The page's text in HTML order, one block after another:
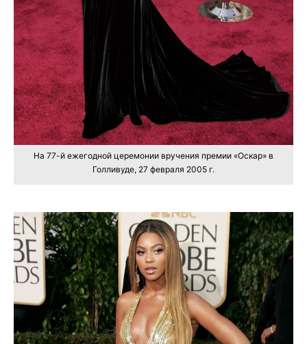
На 77-й ежегодной церемонии вручения премии «Оскар» в
Голливуде, 27 февраля 2005 г.